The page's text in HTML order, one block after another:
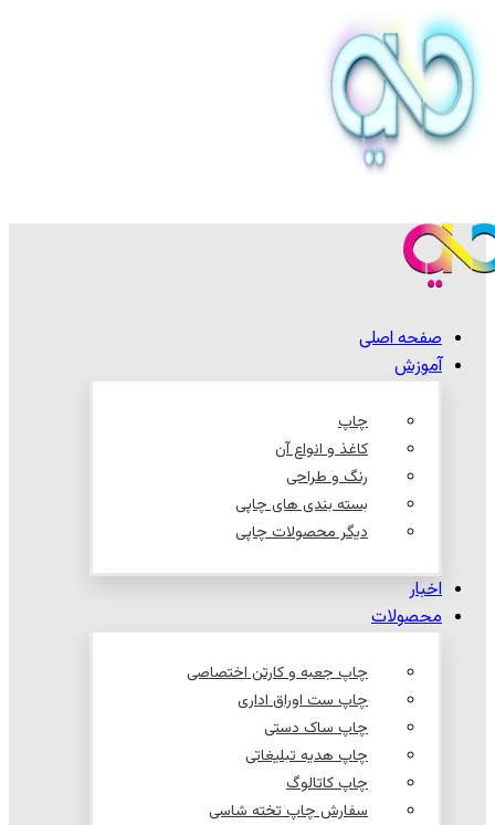
صفحه اصلی
آموزش
چاپ
کاغذ و انواع آن
رنگ و طراحی
بسته بندی های چاپی
دیگر محصولات چاپی
اخبار
محصولات
چاپ جعبه و کارتن اختصاصی
چاپ ست اوراق اداری
چاپ ساک دستی
چاپ هدیه تبلیغاتی
چاپ کاتالوگ
سفارش چاپ تخته شاسی